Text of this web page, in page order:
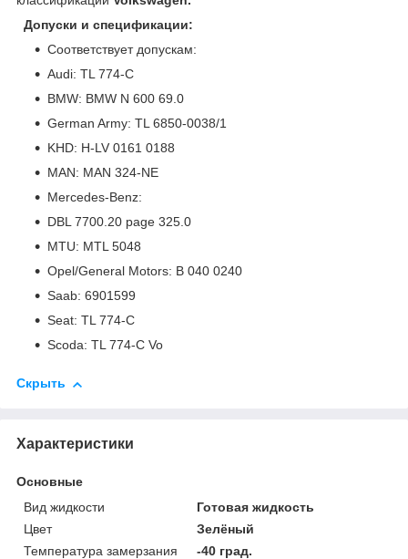
Допуски и спецификации:
Соответствует допускам:
Audi: TL 774-C
BMW: BMW N 600 69.0
German Army: TL 6850-0038/1
KHD: H-LV 0161 0188
MAN: MAN 324-NE
Mercedes-Benz:
DBL 7700.20 page 325.0
MTU: MTL 5048
Opel/General Motors: B 040 0240
Saab: 6901599
Seat: TL 774-C
Scoda: TL 774-C Vo
Скрыть
Характеристики
Основные
Вид жидкости
Готовая жидкость
Цвет
Зелёный
Температура замерзания
-40 град.